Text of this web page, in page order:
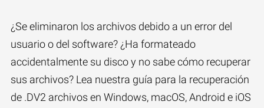
¿Se eliminaron los archivos debido a un error del
usuario o del software? ¿Ha formateado
accidentalmente su disco y no sabe cómo recuperar
sus archivos? Lea nuestra guía para la recuperación
de .DV2 archivos en Windows, macOS, Android e iOS